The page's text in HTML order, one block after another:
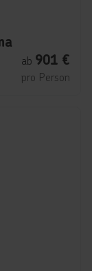
ab 901 €
pro Person